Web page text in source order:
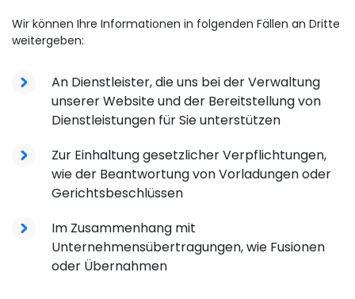
Wir können Ihre Informationen in folgenden Fällen an Dritte
weitergeben:
An Dienstleister, die uns bei der Verwaltung
unserer Website und der Bereitstellung von
Dienstleistungen für Sie unterstützen
Zur Einhaltung gesetzlicher Verpflichtungen,
wie der Beantwortung von Vorladungen oder
Gerichtsbeschlüssen
Im Zusammenhang mit
Unternehmensübertragungen, wie Fusionen
oder Übernahmen